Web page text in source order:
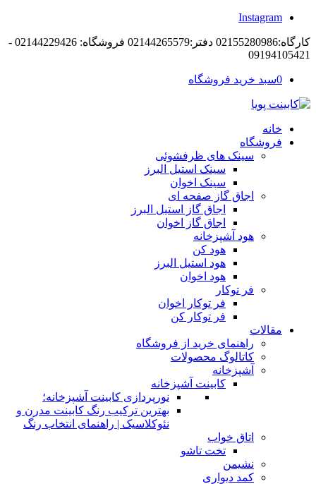
Instagram
کارگاه:02155280986 دفتر:02144265579 فروشگاه: 02144229426 -
09194105421
0سبد خرید فروشگاه
خانه
فروشگاه
سینک های ظرفشوئی
سینک استیل البرز
سینک اخوان
اجاق گاز صفحه ای
اجاق گاز استیل البرز
اجاق گاز اخوان
هود آشپزخانه
هود کن
هود استیل البرز
هود اخوان
فر توکار
فر توکار اخوان
فر توکار کن
مقالات
راهنمای خرید از فروشگاه
کاتالوگ محصولات
آشپزخانه
کابینت آشپزخانه
نورپردازی کابینت آشپزخانه؛
بهترین ترکیب رنگ کابینت مدرن و
نئوکلاسیک | راهنمای انتخاب رنگ
اتاق خواب
تخت تاشو
نشیمن
کمد دیواری